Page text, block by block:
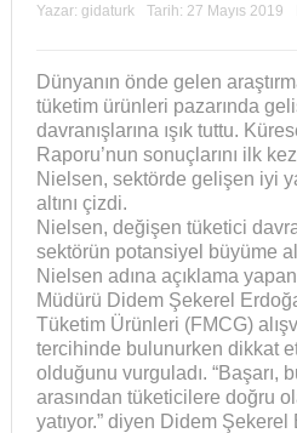
Yazar: gidaturk Tarih: 27 Mayıs 2019
Dünyanın önde gelen
tüketim ürünleri pazarında
davranışlarına ışık tuttu.
Raporu’nun sonuçlarını ilk
Nielsen, sektörde gelişen iyi
altını çizdi.
Nielsen, değişen tüketici
sektörün potansiyel büyüme
Nielsen adına açıklama
Müdürü Didem Şekerel
Tüketim Ürünleri (FMCG)
tercihinde bulunurken dikkat
olduğunu vurguladı. “Başarı,
arasından tüketicilere doğru
yatıyor.” diyen Didem